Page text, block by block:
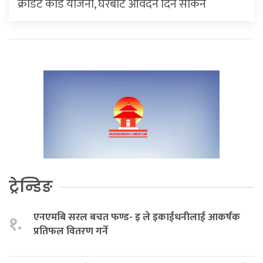
क्रेडिट कार्ड योजना, घरबाटै आवेदन दिन सकिने
ट्रेन्डिङ
१.
एनएमबि सरल बचत फण्ड- इ ले इकाईधनीलाई आकर्षक
प्रतिफल वितरण गर्ने